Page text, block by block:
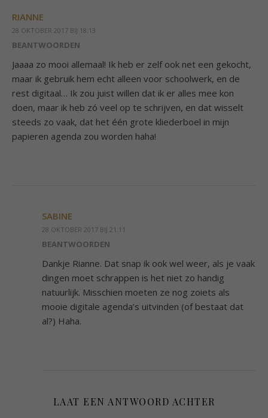
RIANNE
28 OKTOBER 2017 BIJ 18:13
BEANTWOORDEN
Jaaaa zo mooi allemaal! Ik heb er zelf ook net een gekocht,
maar ik gebruik hem echt alleen voor schoolwerk, en de
rest digitaal… Ik zou juist willen dat ik er alles mee kon
doen, maar ik heb zó veel op te schrijven, en dat wisselt
steeds zo vaak, dat het één grote kliederboel in mijn
papieren agenda zou worden haha!
SABINE
28 OKTOBER 2017 BIJ 21:11
BEANTWOORDEN
Dankje Rianne. Dat snap ik ook wel weer, als je vaak
dingen moet schrappen is het niet zo handig
natuurlijk. Misschien moeten ze nog zoiets als
mooie digitale agenda’s uitvinden (of bestaat dat
al?) Haha.
LAAT EEN ANTWOORD ACHTER